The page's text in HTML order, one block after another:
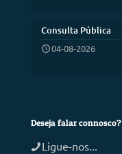
Consulta Pública
04-08-2026
Deseja falar connosco?
Ligue-nos...